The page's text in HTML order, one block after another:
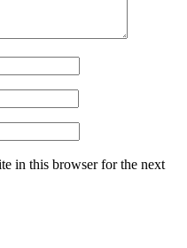
in this browser for the next